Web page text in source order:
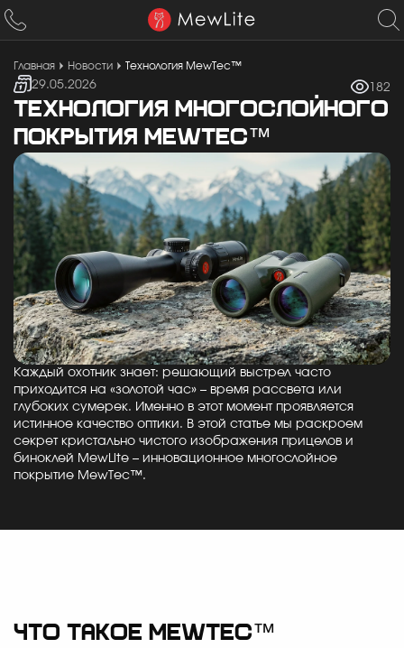
Главная Новости Технология MewTec™
29.05.2026 182
ТЕХНОЛОГИЯ МНОГОСЛОЙНОГО
ПОКРЫТИЯ MEWTEC™
Каждый охотник знает: решающий выстрел часто
приходится на «золотой час» – время рассвета или
глубоких сумерек. Именно в этот момент проявляется
истинное качество оптики. В этой статье мы раскроем
секрет кристально чистого изображения прицелов и
биноклей MewLite – инновационное многослойное
покрытие MewTec™.
Что такое MewTec™